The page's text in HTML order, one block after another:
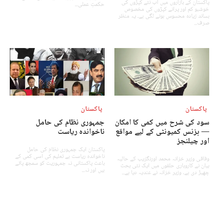
پاکستان کے بازاروں میں اب نئے کپڑوں کی
خوشبو کم اور پرانے کپڑوں کی مخصوص
بساند زیادہ محسوس ہونے لگی ہے۔ یہ منظر
صرف...
حکمتِ عملی...
پاکستان
سود کی شرح میں کمی کا امکان
— بزنس کمیونٹی کے لیے مواقع
اور چیلنجز
وفاقی وزیر خزانہ محمد اورنگزیب کے حالیہ
بیان نے کاروباری حلقوں میں ایک نئی بحث
چھیڑ دی ہے۔ وزیر خزانہ نے عندیہ دیا ہے...
پاکستان
جمہوری نظام کی حامل
ناخواندہ ریاست
پاکستان ایک جمہوری نظام کی حامل
ناخواندہ ریاست ہے تعلیم کی اسی کمی کے
باعث پاکستانی نہ جمہوریت کو سمجھ پائے
ہیں اور نہ...